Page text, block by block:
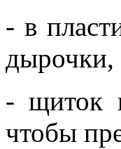
- в
- щиток
чтобы